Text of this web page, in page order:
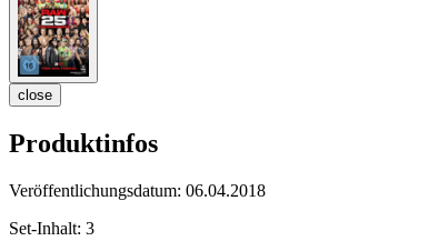
close
Produktinfos
Veröffentlichungsdatum: 06.04.2018
Set-Inhalt: 3